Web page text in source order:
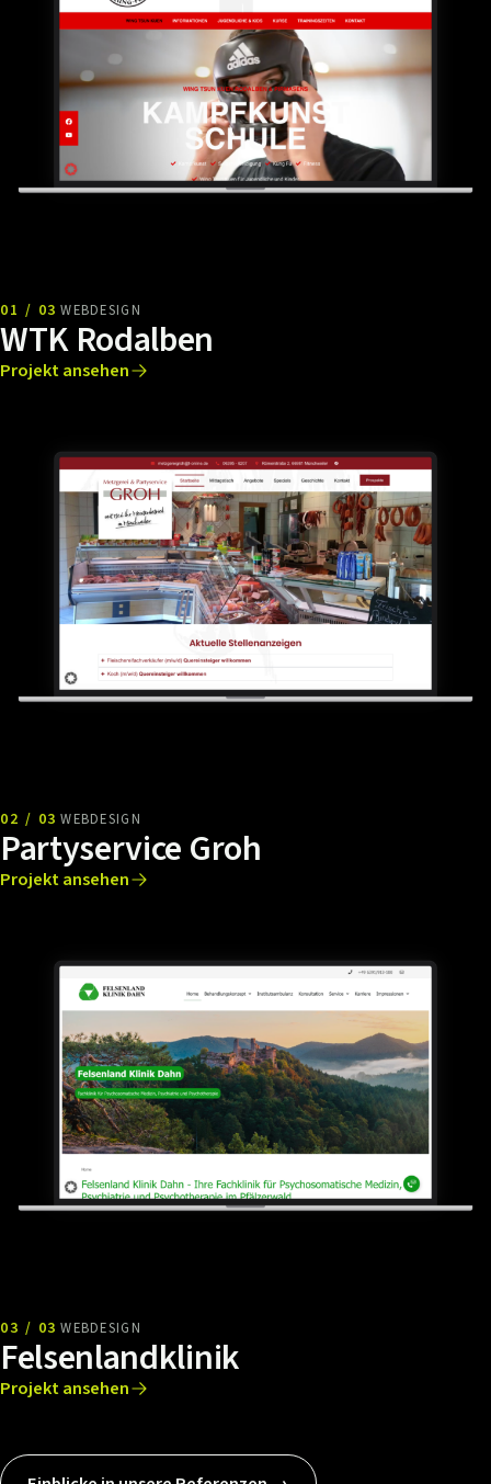
01 / 03 WEBDESIGN
WTK Rodalben
Projekt ansehen
02 / 03 WEBDESIGN
Partyservice Groh
Projekt ansehen
03 / 03 WEBDESIGN
Felsenlandklinik
Projekt ansehen